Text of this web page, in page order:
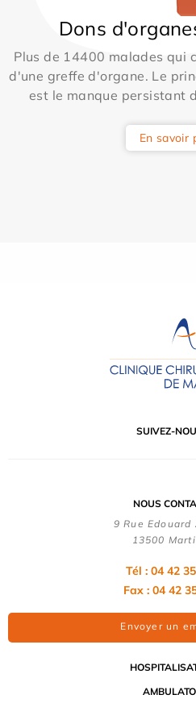
Dons
Plus de 14400 malades qui
d'une greffe d'organe. Le
est le manque persistant
En savoir
SUIVEZ-
NOUS
9 Rue Edouard
13500
Tél : 04 42
Fax : 04 42
Envoyer un